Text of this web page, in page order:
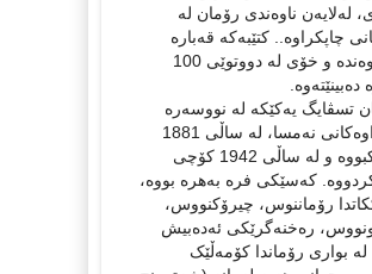
لەلایەن ناوەندی رۆمان لە
چاپکراوە.. کتێبەکە قەبارە
مامناوەندە و خۆی لە دووتوێی 100
دەبینێتەوە.
تسڤایگ یەکێکە لە نووسەرە
ناسراوەکانی نەمسا، لە ساڵی 1881
لەدایکبووە و لە ساڵی 1942 کۆچی
کەسێکی فرە بەهرە بووە،
رۆماننوس، چیرۆکنووس،
رەخنەگرێکی ئەدەبیش
لە بواری رۆماندا کۆمەڵێک